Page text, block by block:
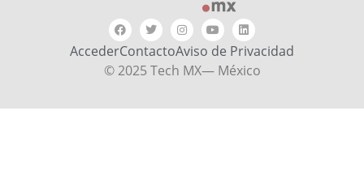
AccederContactoAviso de Privacidad
© 2025 Tech MX— México